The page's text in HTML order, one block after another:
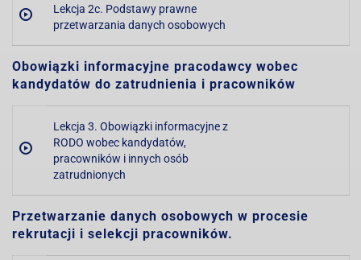
Lekcja 2c. Podstawy prawne
przetwarzania danych osobowych
Obowiązki informacyjne pracodawcy wobec
kandydatów do zatrudnienia i pracowników
Lekcja 3. Obowiązki informacyjne z
RODO wobec kandydatów,
pracowników i innych osób
zatrudnionych
Przetwarzanie danych osobowych w procesie
rekrutacji i selekcji pracowników.